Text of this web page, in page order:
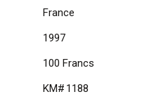
France
1997
100 Francs
KM# 1188